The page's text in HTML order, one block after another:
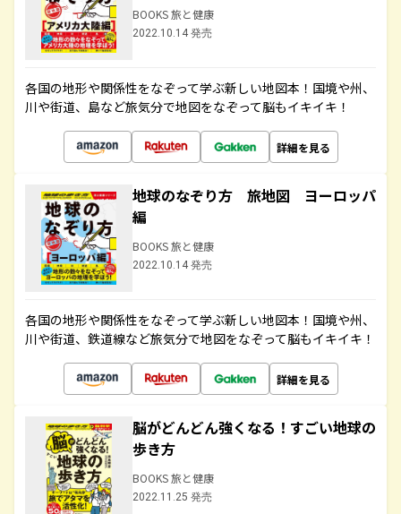
BOOKS 旅と健康
2022.10.14 発売
各国の地形や関係性をなぞって学ぶ新しい地図本！国境や州、
川や街道、島など旅気分で地図をなぞって脳もイキイキ！
詳細を見る
地球のなぞり方 旅地図 ヨーロッパ
編
BOOKS 旅と健康
2022.10.14 発売
各国の地形や関係性をなぞって学ぶ新しい地図本！国境や州、
川や街道、鉄道線など旅気分で地図をなぞって脳もイキイキ！
詳細を見る
脳がどんどん強くなる！すごい地球の
歩き方
BOOKS 旅と健康
2022.11.25 発売